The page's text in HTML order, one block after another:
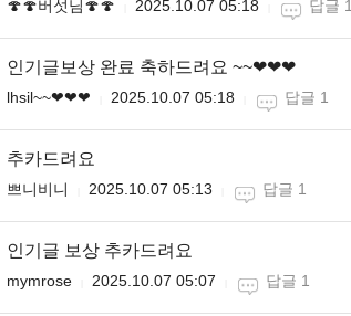
🍄🍄버섯님🍄🍄 2025.10.07 05:18 답글 1
인기글보상 완료 축하드려요 ~~❤❤❤
lhsil~~❤❤❤ 2025.10.07 05:18 답글 1
추카드려요
쁘니비니 2025.10.07 05:13 답글 1
인기글 보상 추카드려요
mymrose 2025.10.07 05:07 답글 1